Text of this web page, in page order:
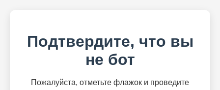
Подтвердите, что вы
не бот
Пожалуйста, отметьте флажок и проведите